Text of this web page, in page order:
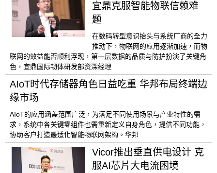
宜鼎克服智能物联信赖难
题
在数码转型意识抬头与系统厂商的全力
推动下，物联网的应用逐渐加速，而物
联网的效益能否顺利浮现，第一层数据的品质与防护扮演了关键角
色，宜鼎国际韧体研发部资深经理
AIoT时代存储器角色日益吃重 华邦布局终端边
缘市场
AIoT的应用涵盖范围广泛，为满足不同使用场景与产业特性的需
求，系统中各关键零组件也需重新定义自身角色，提供不同功能，
协助客户打造最适化智能物联网架构。华邦
Vicor推出垂直供电设计 克
服AI芯片大电流困境